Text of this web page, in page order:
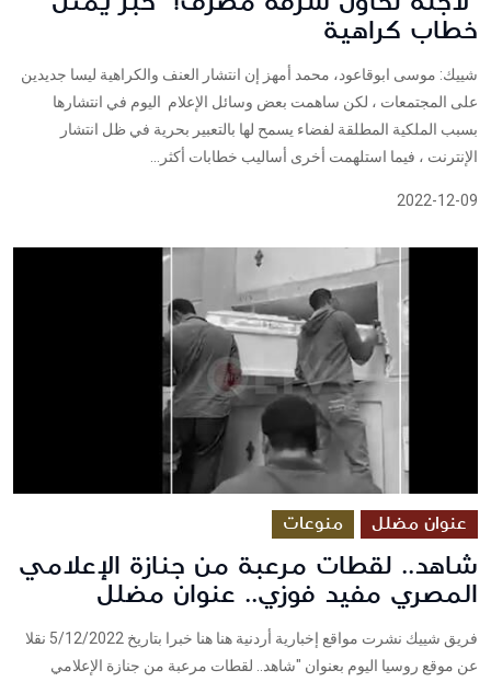
خطاب كراهية
شييك: موسى ابوقاعود، محمد أمهز إن انتشار العنف والكراهية ليسا جديدين
على المجتمعات ، لكن ساهمت بعض وسائل الإعلام اليوم في انتشارها
بسبب الملكية المطلقة لفضاء يسمح لها بالتعبير بحرية في ظل انتشار
الإنترنت ، فيما استلهمت أخرى أساليب خطابات أكثر...
2022-12-09
عنوان مضلل منوعات
شاهد.. لقطات مرعبة من جنازة الإعلامي
المصري مفيد فوزي.. عنوان مضلل
فريق شييك نشرت مواقع إخبارية أردنية هنا هنا خبرا بتاريخ 5/12/2022 نقلا
عن موقع روسيا اليوم بعنوان "شاهد.. لقطات مرعبة من جنازة الإعلامي